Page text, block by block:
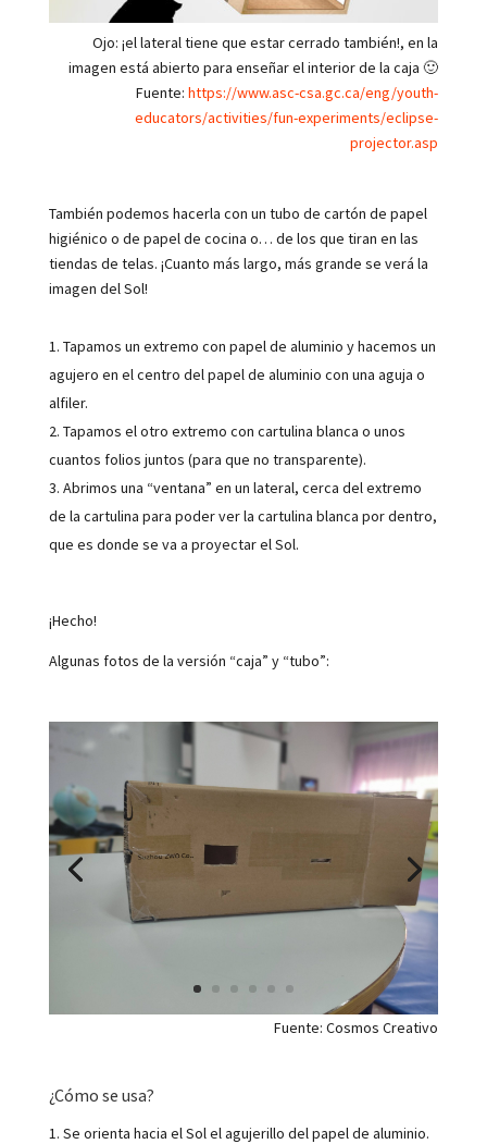
Ojo: ¡el lateral tiene que estar cerrado también!, en la
imagen está abierto para enseñar el interior de la caja 🙂
Fuente:https://www.asc-csa.gc.ca/eng/youth-
educators/activities/fun-experiments/eclipse-
projector.asp
También podemos hacerla con un tubo de cartón de papel
higiénico o de papel de cocina o… de los que tiran en las
tiendas de telas. ¡Cuanto más largo, más grande se verá la
imagen del Sol!
Tapamos un extremo con papel de aluminio y hacemos un
agujero en el centro del papel de aluminio con una aguja o
alfiler.
Tapamos el otro extremo con cartulina blanca o unos
cuantos folios juntos (para que no transparente).
Abrimos una “ventana” en un lateral, cerca del extremo
de la cartulina para poder ver la cartulina blanca por dentro,
que es donde se va a proyectar el Sol.
¡Hecho!
Algunas fotos de la versión “caja” y “tubo”:
Fuente: Cosmos Creativo
¿Cómo se usa?
Se orienta hacia el Sol el agujerillo del papel de aluminio.